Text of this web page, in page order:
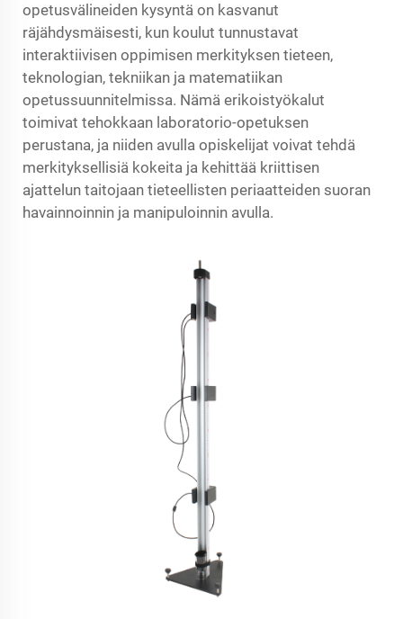
opetusvälineiden kysyntä on kasvanut
räjähdysmäisesti, kun koulut tunnustavat
interaktiivisen oppimisen merkityksen tieteen,
teknologian, tekniikan ja matematiikan
opetussuunnitelmissa. Nämä erikoistyökalut
toimivat tehokkaan laboratorio-opetuksen
perustana, ja niiden avulla opiskelijat voivat tehdä
merkityksellisiä kokeita ja kehittää kriittisen
ajattelun taitojaan tieteellisten periaatteiden suoran
havainnoinnin ja manipuloinnin avulla.